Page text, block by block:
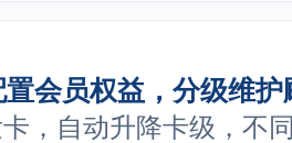
会员权益，分级维护
，自动升降卡级，不